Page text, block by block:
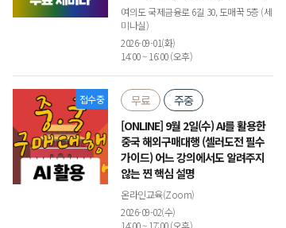
여의도 국제금융로 6길 30, 도매꾹 5층 (세
미나실)
2026-09-01(화)
14:00 ~ 16:00 (오후)
접수중 무료
주중
[ONLINE] 9월 2일(수) AI를 활용한
중국 해외구매대행 (셀러도전 필수
가이드) 어느 강의에서도 알려주지
않는 찐 핵심 설명
온라인교육(Zoom)
2026-09-02(수)